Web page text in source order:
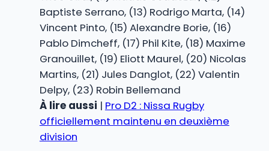
Baptiste Serrano, (13) Rodrigo Marta, (14)
Vincent Pinto, (15) Alexandre Borie, (16)
Pablo Dimcheff, (17) Phil Kite, (18) Maxime
Granouillet, (19) Eliott Maurel, (20) Nicolas
Martins, (21) Jules Danglot, (22) Valentin
Delpy, (23) Robin Bellemand
À lire aussi | Pro D2 : Nissa Rugby
officiellement maintenu en deuxième
division